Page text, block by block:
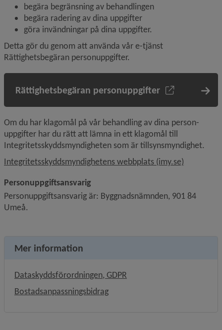
begära begränsning av behandlingen
begära radering av dina uppgifter
göra invändningar på dina uppgifter.
Detta gör du genom att använda vår e-tjänst
Rättighetsbegäran personuppgifter.
Rättighetsbegäran personuppgifter
Om du har klagomål på vår behandling av dina person­
uppgifter har du rätt att lämna in ett klagomål till
Integritetsskyddsmyndigheten som är tillsynsmyndighet.
Integritetsskyddsmyndighetens webbplats (imy.se)
Personuppgiftsansvarig
Personuppgiftsansvarig är: Byggnadsnämnden, 901 84
Umeå.
Mer information
Dataskyddsförordningen, GDPR
Bostadsanpassningsbidrag